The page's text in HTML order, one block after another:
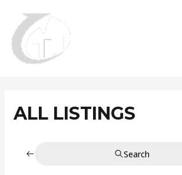
contenu
ALL LISTINGS
Search